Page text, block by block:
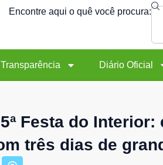
Encontre aqui o quê você procura:
Transparência Diário Oficial
Festa do Interior:
três dias de